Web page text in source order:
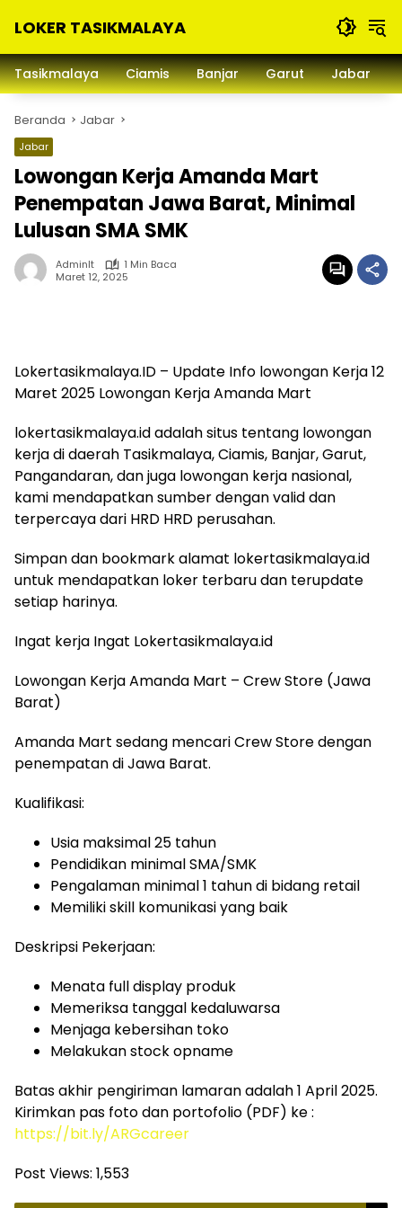
LOKER TASIKMALAYA
Lowongan
Kerja
dan
Sekitarna
Tasikmalaya Ciamis Banjar Garut Jabar
Beranda Jabar
Jabar
Lowongan Kerja Amanda Mart
Penempatan Jawa Barat, Minimal
Lulusan SMA SMK
Adminlt
1 Min Baca
Maret 12, 2025
Lokertasikmalaya.ID – Update Info lowongan Kerja 12
Maret 2025 Lowongan Kerja Amanda Mart
lokertasikmalaya.id adalah situs tentang lowongan
kerja di daerah Tasikmalaya, Ciamis, Banjar, Garut,
Pangandaran, dan juga lowongan kerja nasional,
kami mendapatkan sumber dengan valid dan
terpercaya dari HRD HRD perusahan.
Simpan dan bookmark alamat lokertasikmalaya.id
untuk mendapatkan loker terbaru dan terupdate
setiap harinya.
Ingat kerja Ingat Lokertasikmalaya.id
Lowongan Kerja Amanda Mart – Crew Store (Jawa
Barat)
Amanda Mart sedang mencari Crew Store dengan
penempatan di Jawa Barat.
Kualifikasi:
Usia maksimal 25 tahun
Pendidikan minimal SMA/SMK
Pengalaman minimal 1 tahun di bidang retail
Memiliki skill komunikasi yang baik
Deskripsi Pekerjaan:
Menata full display produk
Memeriksa tanggal kedaluwarsa
Menjaga kebersihan toko
Melakukan stock opname
Batas akhir pengiriman lamaran adalah 1 April 2025.
Kirimkan pas foto dan portofolio (PDF) ke :
https://bit.ly/ARGcareer
Post Views: 1,553